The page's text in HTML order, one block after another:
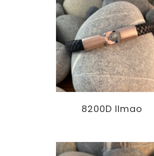
8200D Ilmao